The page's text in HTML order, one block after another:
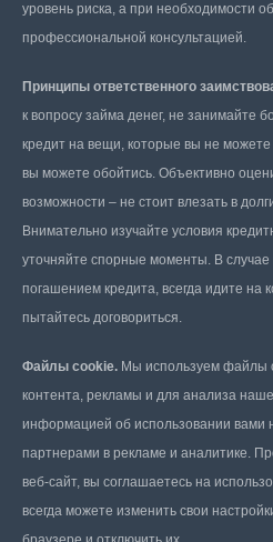
уровень риска, а при необходимости
профессиональной консультацией.
Принципы ответственного
к вопросу займа денег, не занимайте
кредит на вещи, которые вы не
вы можете обойтись. Объективно
возможности – не стоит влезать в
Внимательно изучайте условия
уточняйте спорные моменты. В
погашением кредита, всегда идите на
пытайтесь договориться.
Файлы cookie. Мы используем файлы
контента, рекламы и для анализа
информацией об использовании вами
партнерами в рекламе и аналитике.
веб-сайт, вы соглашаетесь на
всегда можете изменить свои